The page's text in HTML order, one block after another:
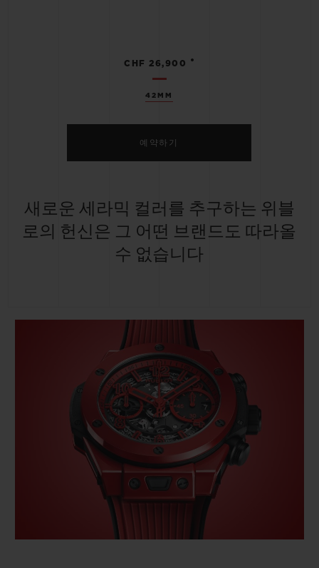
42MM
CHF 26,900 •
예약하기
새로운 세라믹 컬러를 추구하는 위블
로의 헌신은 그 어떤 브랜드도 따라올
수 없습니다